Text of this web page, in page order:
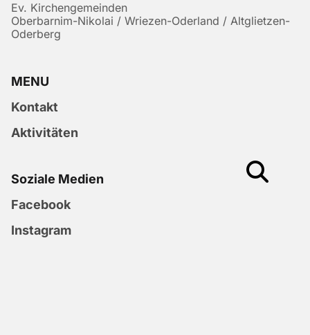
Ev. Kirchengemeinden
Oberbarnim-Nikolai / Wriezen-Oderland / Altglietzen-
Oderberg
MENU
Kontakt
Aktivitäten
Soziale Medien
Facebook
Instagram